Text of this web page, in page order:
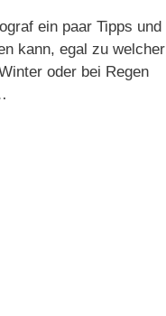
ein paar Tipps und
kann, egal zu welcher
oder bei Regen